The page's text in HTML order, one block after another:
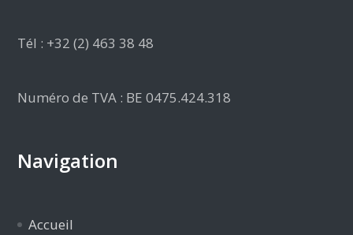
Tél : +32 (2) 463 38 48
Numéro de TVA : BE 0475.424.318
Navigation
Accueil